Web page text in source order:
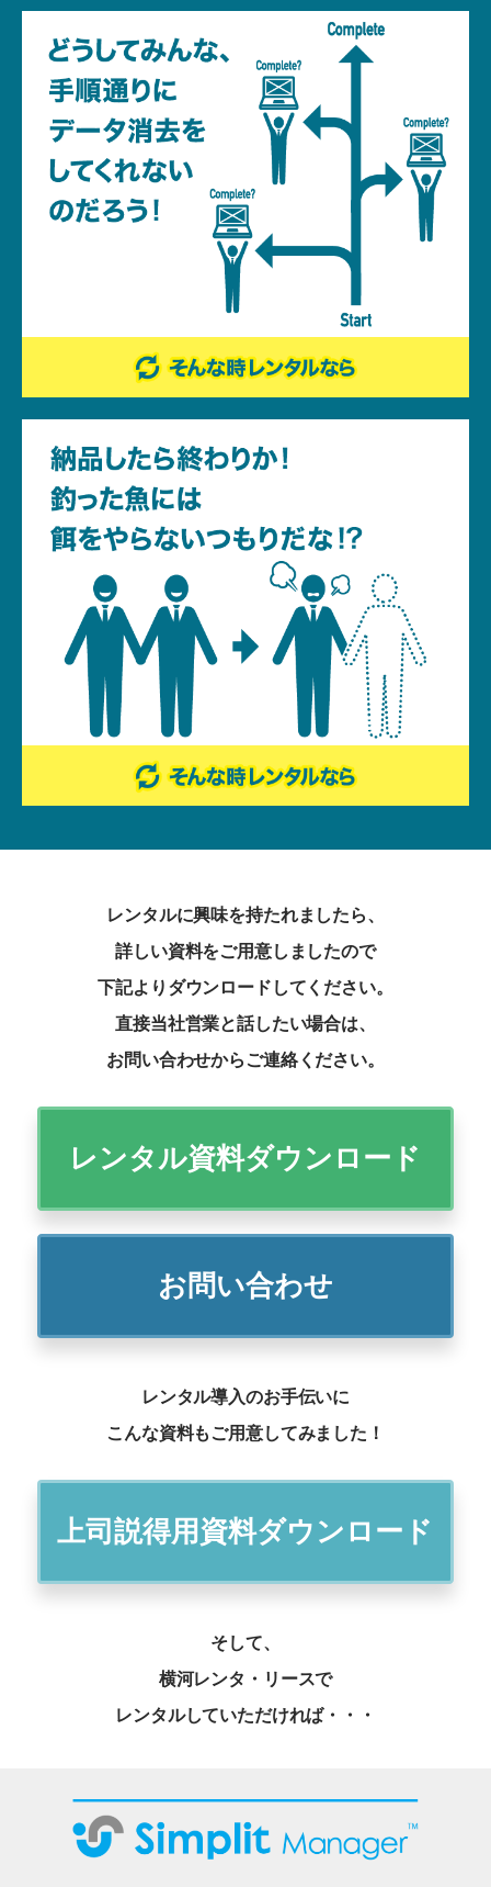
レンタルに興味を持たれましたら、
詳しい資料をご用意しましたので
下記よりダウンロードしてください。
直接当社営業と話したい場合は、
お問い合わせからご連絡ください。
レンタル資料ダウンロード
お問い合わせ
レンタル導入のお手伝いに
こんな資料もご用意してみました！
上司説得用資料ダウンロード
そして、
横河レンタ・リースで
レンタルしていただければ・・・